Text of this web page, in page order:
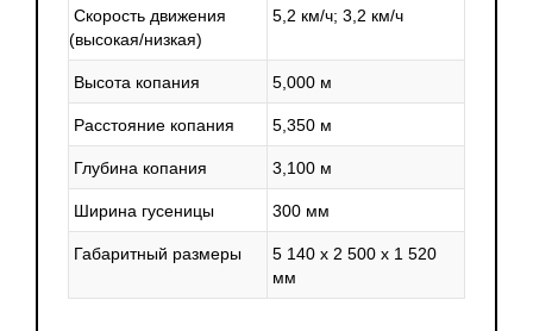
Скорость движения
(высокая/низкая)
5,2 км/ч; 3,2 км/ч
Высота копания 5,000 м
Расстояние копания 5,350 м
Глубина копания 3,100 м
Ширина гусеницы 300 мм
Габаритный размеры
5 140 x 2 500 x 1 520
мм